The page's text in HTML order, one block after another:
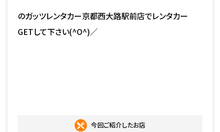
のガッツレンタカー京都西大路駅前店でレンタカー
GETして下さい(^O^)／
今回ご紹介したお店